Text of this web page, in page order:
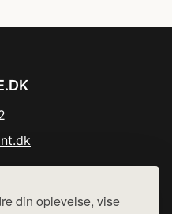
din oplevelse, vise